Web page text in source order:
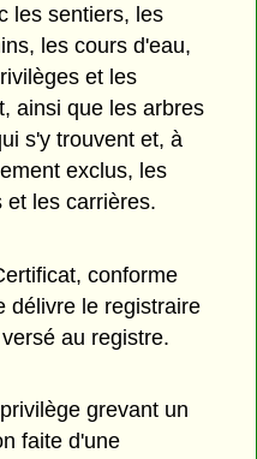
les sentiers, les
les cours d'eau,
et les
ainsi que les arbres
s'y trouvent et, à
exclus, les
et les carrières.
conforme
délivre le registraire
au registre.
grevant un
faite d'une